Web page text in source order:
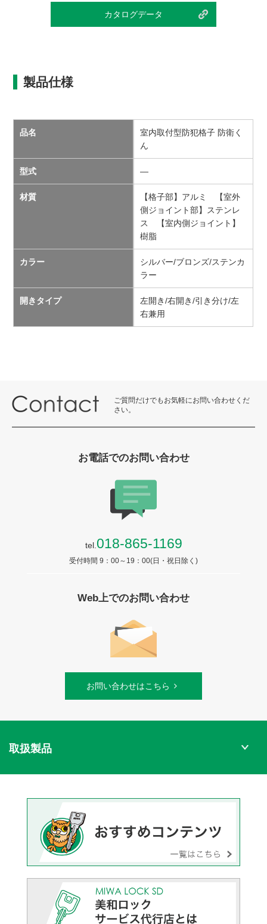
カタログデータ
製品仕様
品名
室内取付型防犯格子 防衛く
ん
型式 ―
材質
【格子部】アルミ 【室外
側ジョイント部】ステンレ
ス 【室内側ジョイント】
樹脂
カラー
シルバー/ブロンズ/ステンカ
ラー
開きタイプ
左開き/右開き/引き分け/左
右兼用
ご質問だけでもお気軽にお問い合わせくだ
さい。
お電話でのお問い合わせ
tel.018-865-1169
受付時間 9：00～19：00(日・祝日除く)
Web上でのお問い合わせ
お問い合わせはこちら
取扱製品